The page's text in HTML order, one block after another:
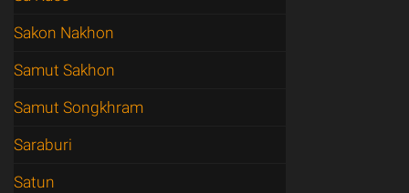
Sakon Nakhon
Samut Sakhon
Samut Songkhram
Saraburi
Satun